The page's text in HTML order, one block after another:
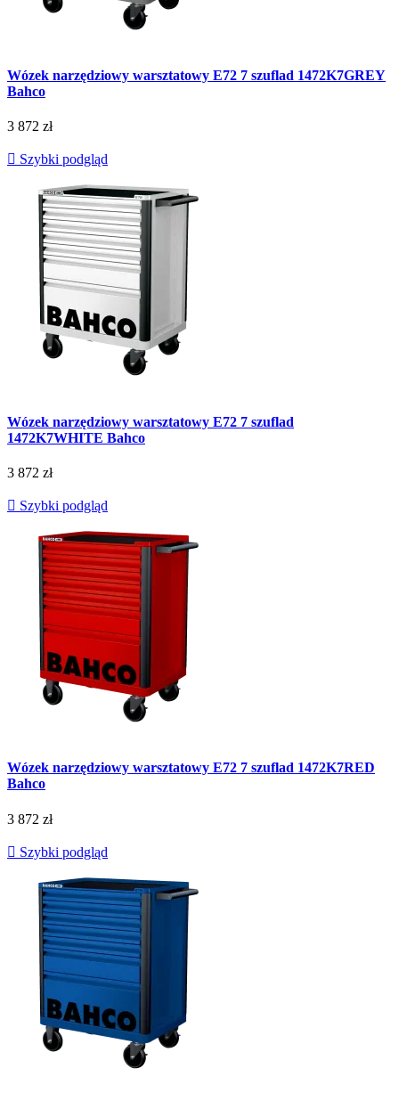
Wózek narzędziowy warsztatowy E72 7 szuflad 1472K7GREY
Bahco
3 872 zł
 Szybki podgląd
Wózek narzędziowy warsztatowy E72 7 szuflad
1472K7WHITE Bahco
3 872 zł
 Szybki podgląd
Wózek narzędziowy warsztatowy E72 7 szuflad 1472K7RED
Bahco
3 872 zł
 Szybki podgląd